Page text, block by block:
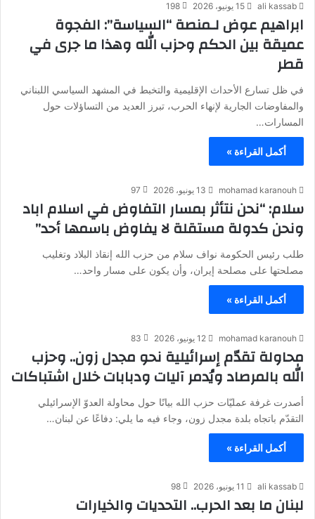
ali kassab 15 يونيو، 2026 198
ابراهيم عوض لـمنصة “السياسة”: الفجوة
عميقة بين الحكم وحزب الله وهذا ما جرى في
قطر
في ظل تسارع الأحداث الإقليمية والتخبط في المشهد السياسي اللبناني
والمفاوضات الجارية لإنهاء الحرب، تبرز العديد من التساؤلات حول
المسارات…
أكمل القراءة »
mohamad karanouh 13 يونيو، 2026 97
سلام: “نحن نتأثر بمسار التفاوض في ​اسلام اباد
ونحن كدولة مستقلة لا يفاوض باسمها أحد”
طلب ​رئيس الحكومة نواف سلام من حزب الله إنقاذ البلاد وتغليب
⁠مصلحتها على مصلحة إيران، وأن يكون على مسار واحد…
أكمل القراءة »
mohamad karanouh 12 يونيو، 2026 83
محاولة تقدّم إسرائيلية نحو مجدل زون.. وحزب
الله بالمرصاد ويُدمر آليات ودبابات خلال اشتباكات
أصدرت غرفة عمليّات حزب الله بيانًا حول محاولة العدوّ الإسرائيلي
التقدّم باتجاه بلدة مجدل زون، وجاء فيه ما يلي:‏ دفاعًا عن لبنان…
أكمل القراءة »
ali kassab 11 يونيو، 2026 98
لبنان ما بعد الحرب.. التحديات والخيارات